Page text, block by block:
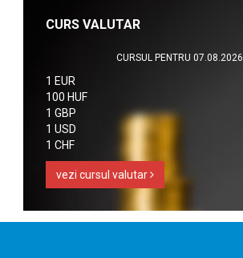
CURS VALUTAR
CURSUL PENTRU 07.08.2026
1 EUR
100 HUF
1 GBP
1 USD
1 CHF
vezi cursul valutar